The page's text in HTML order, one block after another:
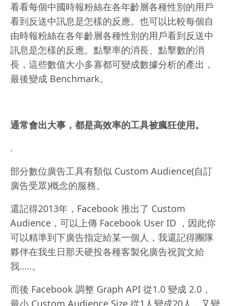
看看每個中國時報粉絲在各年齡層各種性別的用戶
看到反送中訊息是怎樣的反應。也可以比較每個自
由時報粉絲在各年齡層各種性別的用戶看到反送中
訊息是怎樣的反應。 點擊率的消長、點擊數的消
長，這些數值大小多寡都可變成數據分析的產出，
最後變成 Benchmark。
通常會出大事，都是高效率的工具被瘋狂使用。
.
部分數位廣告工具有類似 Custom Audience(自訂
廣告受眾)概念的服務。
還記得2013年，Facebook 推出了 Custom
Audience，可以上傳 Facebook User ID ，因此你
可以精準到下廣告指定給某一個人，我還記得團隊
夥伴在我生日那天硬投各種客製化廣告祝賀文給
我…..。
而後 Facebook 調整 Graph API 從1.0 變成 2.0，
最小 Custom Audience Size 從1人變成20人，又變